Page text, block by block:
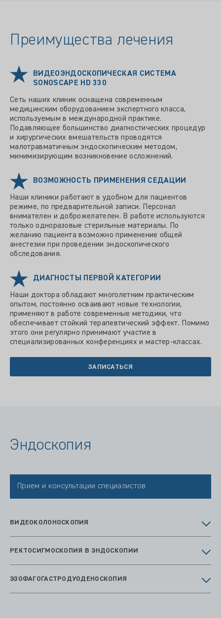
Преимущества лечения
ВИДЕОЭНДОСКОПИЧЕСКАЯ СИСТЕМА
SONOSCAPE HD 330
Сеть наших клиник оснащена современным
медицинским оборудованием экспертного класса,
используемым в международной практике.
Подавляющее большинство диагностических процедур
и хирургических вмешательств проводятся
малотравматичным эндоскопическим методом,
минимизирующим возникновение осложнений.
ВОЗМОЖНОСТЬ ПРИМЕНЕНИЯ СЕДАЦИИ
Наши клиники работают в удобном для пациентов
режиме, по предварительной записи. Персонал
внимателен и доброжелателен. В работе используются
только одноразовые стерильные материалы. По
желанию пациента возможно применение общей
анестезии при проведении эндоскопического
обследования.
ДИАГНОСТЫ ПЕРВОЙ КАТЕГОРИИ
Наши доктора обладают многолетним практическим
опытом, постоянно осваивают новые технологии,
применяют в работе современные методики, что
обеспечивает стойкий терапевтический эффект. Помимо
этого они регулярно принимают участие в
специализированных конференциях и мастер-классах.
ЗАПИСАТЬСЯ
Эндоскопия
Прием и консультации специалистов
ВИДЕОКОЛОНОСКОПИЯ
РЕКТОСИГМОСКОПИЯ В ЭНДОСКОПИИ
ЭЗОФАГОГАСТРОДУОДЕНОСКОПИЯ